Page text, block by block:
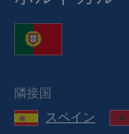
Reset
Done
Dialog
End
隣接国
スペイン